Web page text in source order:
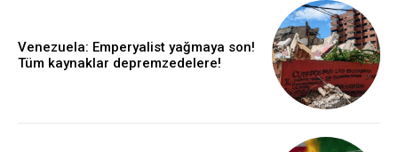
Venezuela: Emperyalist yağmaya son!
Tüm kaynaklar depremzedelere!